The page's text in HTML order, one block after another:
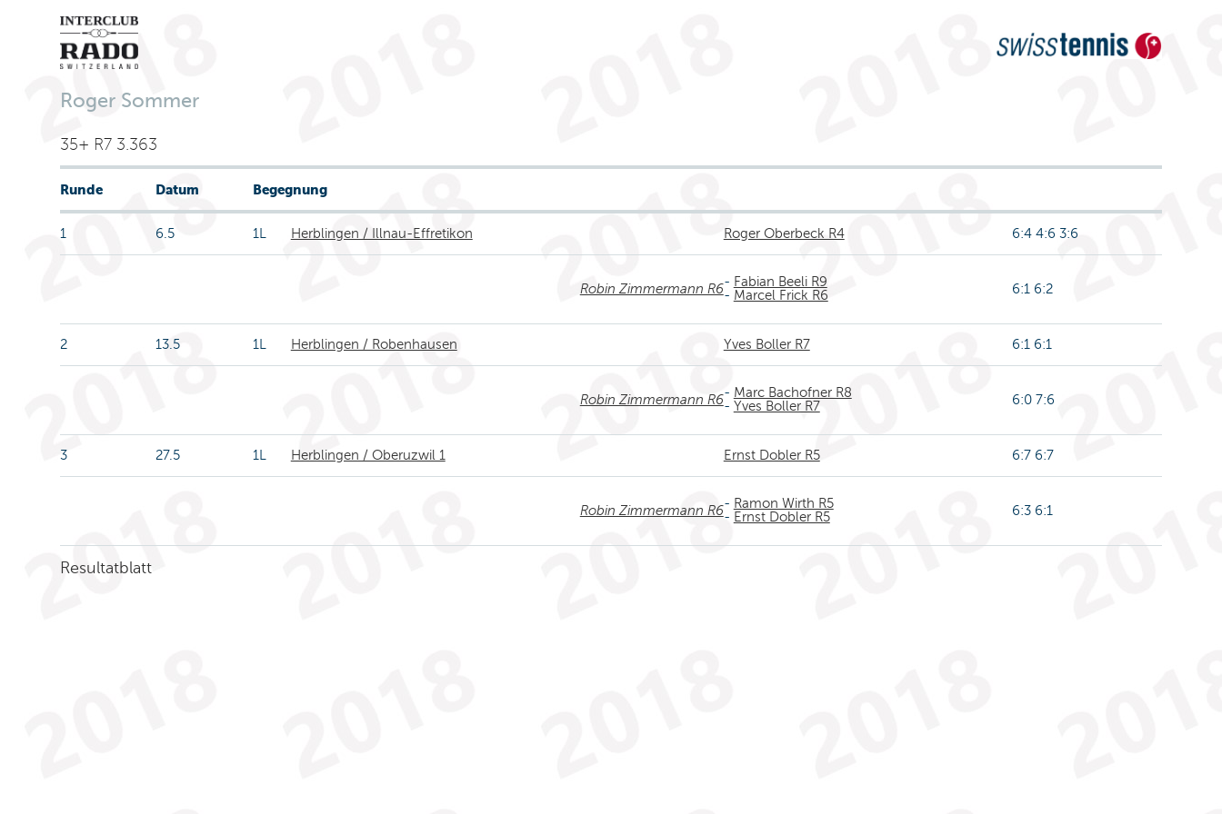
Roger Sommer
35+ R7 3.363
Runde Datum Begegnung
1 6.5 1L Herblingen / Illnau-Effretikon Roger Oberbeck R4 6:4 4:6 3:6
Robin Zimmermann R6- Fabian Beeli R9
- Marcel Frick R6 6:1 6:2
2 13.5 1L Herblingen / Robenhausen Yves Boller R7 6:1 6:1
Robin Zimmermann R6- Marc Bachofner R8
- Yves Boller R7 6:0 7:6
3 27.5 1L Herblingen / Oberuzwil 1 Ernst Dobler R5 6:7 6:7
Robin Zimmermann R6- Ramon Wirth R5
- Ernst Dobler R5 6:3 6:1
Resultatblatt